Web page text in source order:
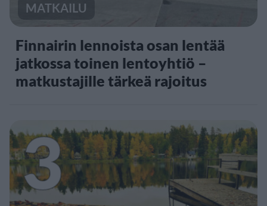
MATKAILU
Finnairin lennoista osan lentää
jatkossa toinen lentoyhtiö –
matkustajille tärkeä rajoitus
3